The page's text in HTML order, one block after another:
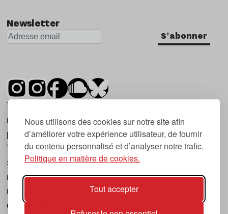
Nous utilisons des cookies sur notre site afin
d’améliorer votre expérience utilisateur, de fournir
du contenu personnalisé et d’analyser notre trafic.
Politique en matière de cookies.
Tout accepter
Newsletter
S'abonner
Tsugi est un mensuel indépendant sur la
musique et les nouvelles tendances, dont la
première parution date de 2007.
Tsugi en japonais signifie « prochain », « suivant
», ce qui correspond à la thématique du
magazine, à l’affût des nouvelles tendances
musicales, qu’elles viennent de la musique
électronique, du rock ou du hip hop, et des